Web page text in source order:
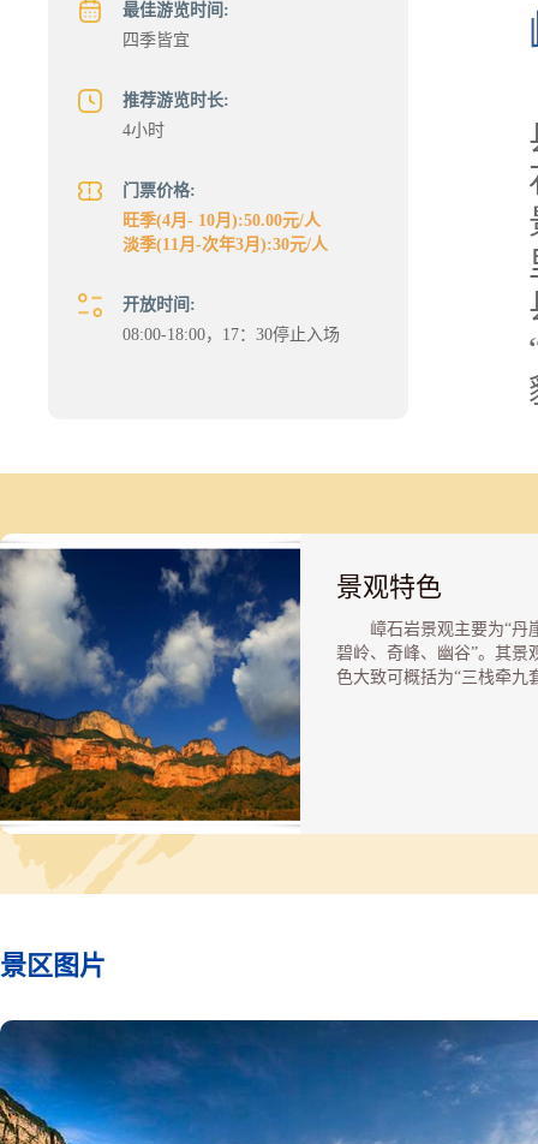
最佳游览时间:
四季皆宜
推荐游览时长:
4小时
门票价格:
旺季(4月- 10月):50.00元/人
淡季(11月-次年3月):30元/人
开放时间:
08:00-18:00，17：30停止入场
景观特色
嶂石岩景观主要为“丹
碧岭、奇峰、幽谷”。其景
色大致可概括为“三栈牵九
冻凌玉柱、重门锁翠、叠
泉、云崖撒珠、银瀑落湖
岩水景四绝。雄伟的嶂岩
奇秀的九女峰使人叹为观
天、三秀峡、槐泉峪、乳
大天梯等一串串的自然景
景区图片